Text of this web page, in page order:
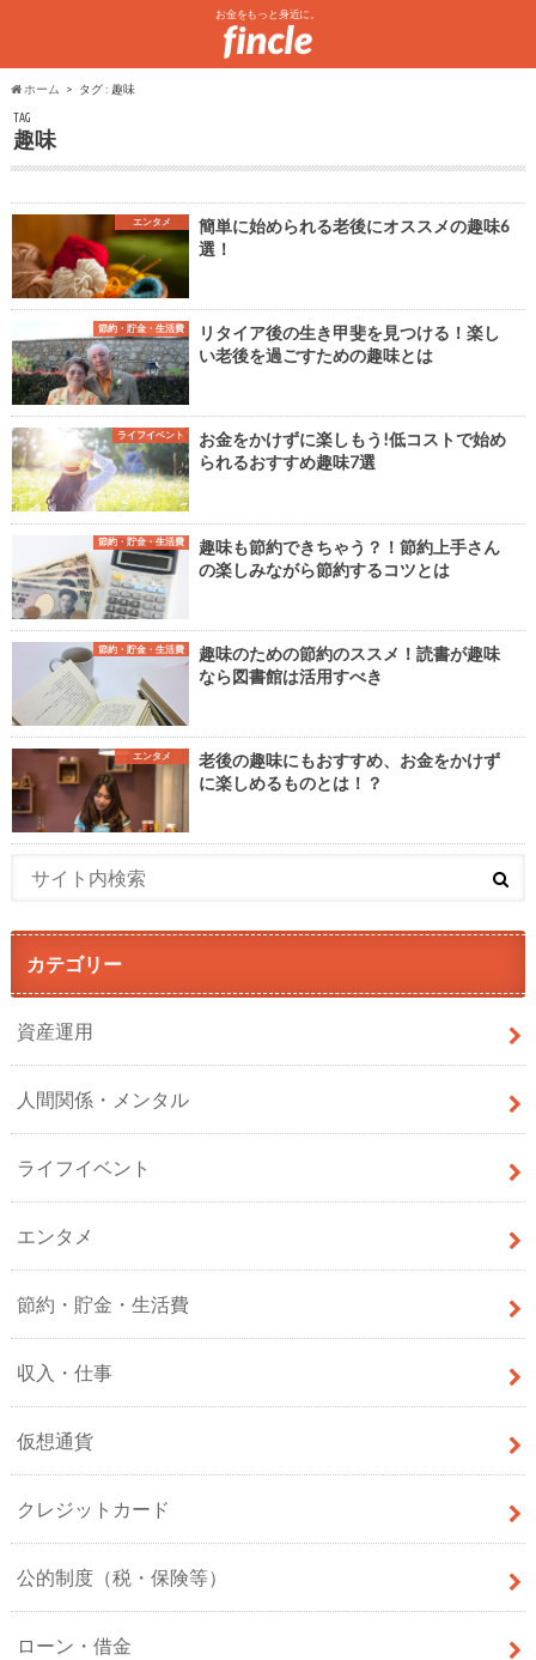
お金をもっと身近に。
ホーム タグ : 趣味
TAG
趣味
エンタメ
簡単に始められる老後にオススメの趣味6
選！
節約・貯金・生活費
リタイア後の生き甲斐を見つける！楽し
い老後を過ごすための趣味とは
ライフイベント
お金をかけずに楽しもう!低コストで始め
られるおすすめ趣味7選
節約・貯金・生活費
趣味も節約できちゃう？！節約上手さん
の楽しみながら節約するコツとは
節約・貯金・生活費
趣味のための節約のススメ！読書が趣味
なら図書館は活用すべき
エンタメ
老後の趣味にもおすすめ、お金をかけず
に楽しめるものとは！？
カテゴリー
資産運用
人間関係・メンタル
ライフイベント
エンタメ
節約・貯金・生活費
収入・仕事
仮想通貨
クレジットカード
公的制度（税・保険等）
ローン・借金